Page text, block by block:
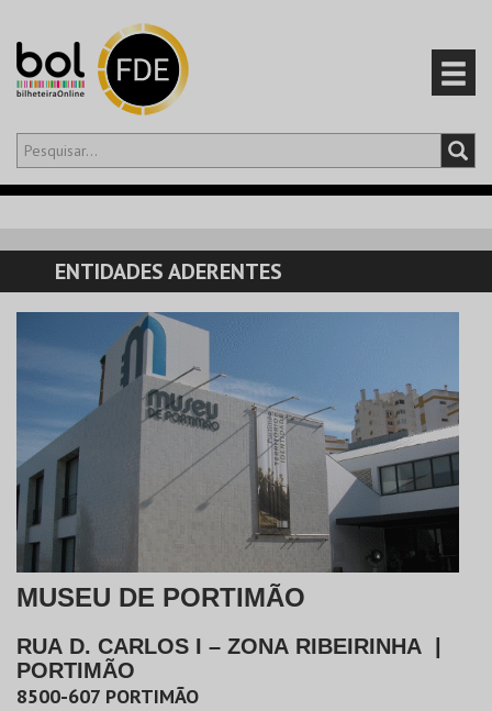
Olá,iniciar sessão
CARRINHO
EVENTOS
CARTÕES
PRODUTOS
ENTIDADES ADERENTES
MUSEU DE PORTIMÃO
RUA D. CARLOS I – ZONA RIBEIRINHA
PORTIMÃO
8500-607 PORTIMÃO